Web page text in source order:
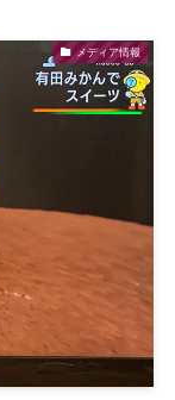
メディア情報